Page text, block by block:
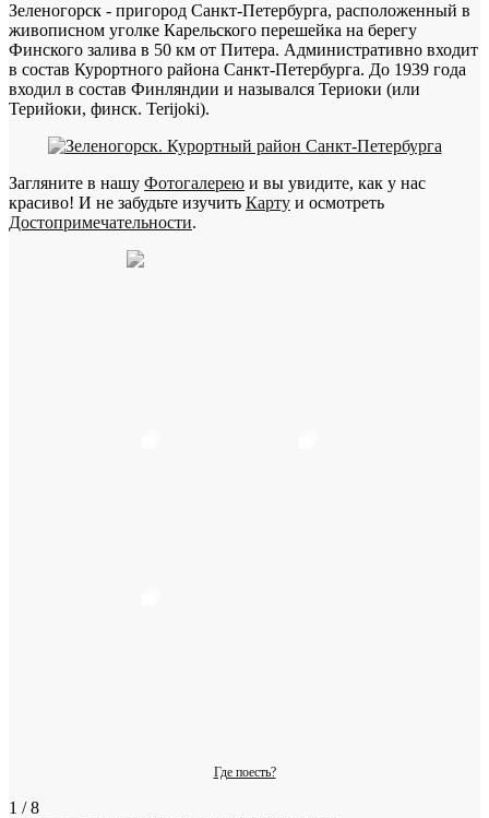
Зеленогорск - пригород Санкт-Петербурга, расположенный в
живописном уголке Карельского перешейка на берегу
Финского залива в 50 км от Питера. Административно входит
в состав Курортного района Санкт-Петербурга. До 1939 года
входил в состав Финляндии и назывался Териоки (или
Терийоки, финск. Terijoki).
Загляните в нашу Фотогалерею и вы увидите, как у нас
красиво! И не забудьте изучить Карту и осмотреть
Достопримечательности.
Где поесть?
1 / 8